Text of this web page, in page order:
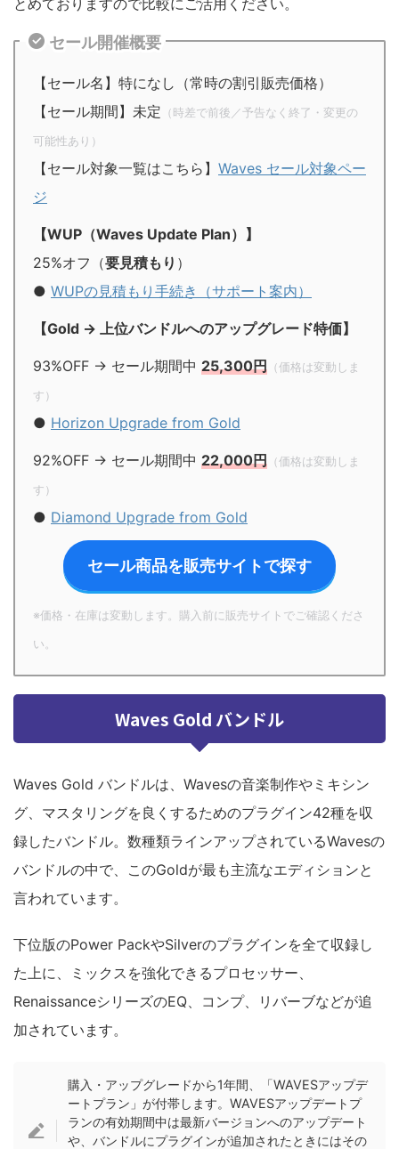
とめておりますので比較にご活用ください。
セール開催概要
【セール名】特になし（常時の割引販売価格）
【セール期間】未定 （時差で前後／予告なく終了・変更の
可能性あり）
【セール対象一覧はこちら】 Waves セール対象ペー
ジ
【WUP（Waves Update Plan）】
25%オフ（要見積もり ）
● WUPの見積もり手続き（サポート案内）
【Gold → 上位バンドルへのアップグレード特価】
93%OFF → セール期間中 25,300円 （価格は変動しま
す）
● Horizon Upgrade from Gold
92%OFF → セール期間中 22,000円 （価格は変動しま
す）
● Diamond Upgrade from Gold
セール商品を販売サイトで探す
※価格・在庫は変動します。購入前に販売サイトでご確認くださ
い。
Waves Gold バンドル
Waves Gold バンドルは、Wavesの音楽制作やミキシン
グ、マスタリングを良くするためのプラグイン42種を収
録したバンドル。数種類ラインアップされているWavesの
バンドルの中で、このGoldが最も主流なエディションと
言われています。
下位版のPower PackやSilverのプラグインを全て収録し
た上に、ミックスを強化できるプロセッサー、
RenaissanceシリーズのEQ、コンプ、リバーブなどが追
加されています。
購入・アップグレードから1年間、「WAVESアップデ
ートプラン」が付帯します。WAVESアップデートプ
ランの有効期間中は最新バージョンへのアップデート
や、バンドルにプラグインが追加されたときにはその